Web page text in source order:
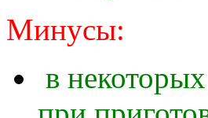
Минусы:
в